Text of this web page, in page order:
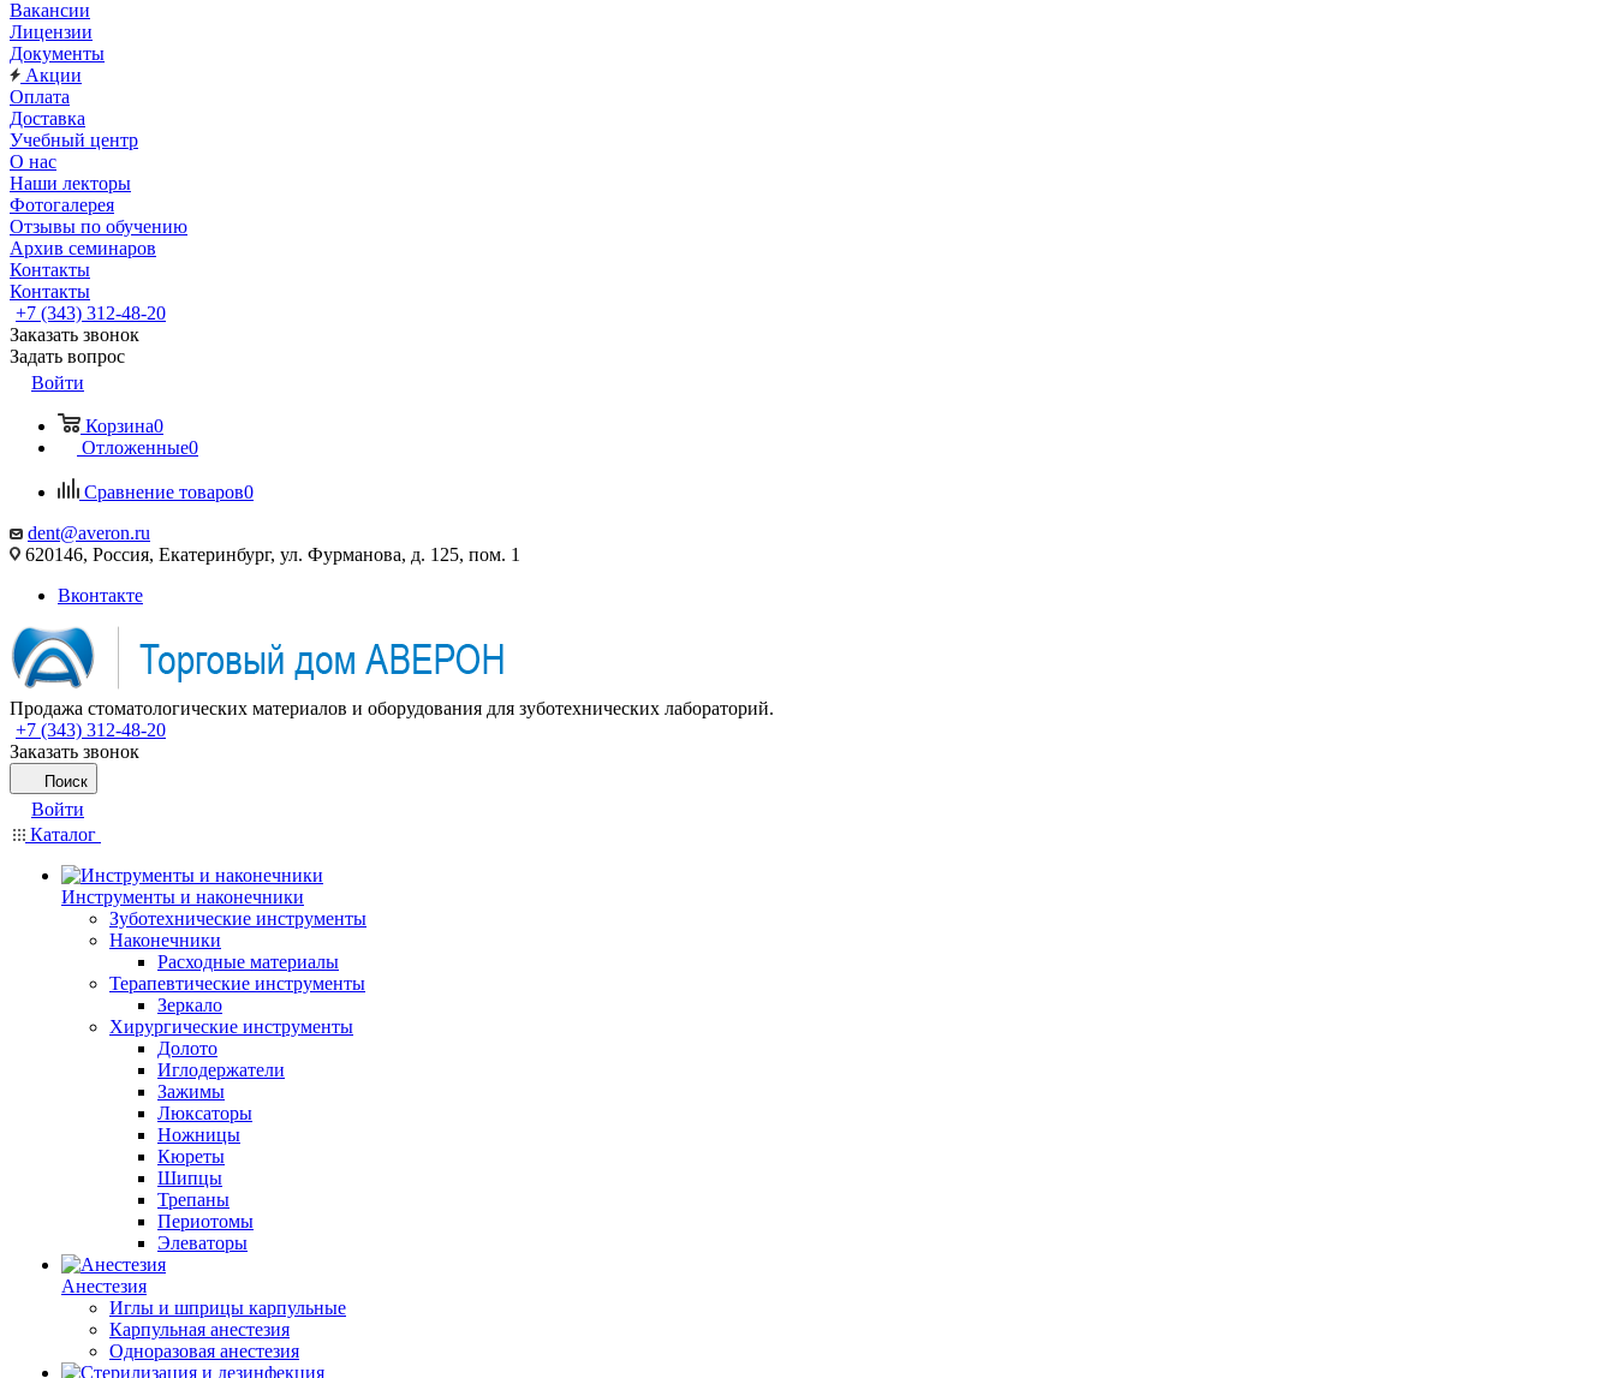
Вакансии
Лицензии
Документы
Акции
Оплата
Доставка
Учебный центр
О нас
Наши лекторы
Фотогалерея
Отзывы по обучению
Архив семинаров
Контакты
Контакты
+7 (343) 312-48-20
Заказать звонок
Задать вопрос
Войти
Корзина0
Отложенные0
Сравнение товаров0
dent@averon.ru
620146, Россия, Екатеринбург, ул. Фурманова, д. 125, пом. 1
Вконтакте
Продажа стоматологических материалов и оборудования для зуботехнических лабораторий.
+7 (343) 312-48-20
Заказать звонок
Поиск
Войти
Каталог
Инструменты и наконечники
Зуботехнические инструменты
Наконечники
Расходные материалы
Терапевтические инструменты
Зеркало
Хирургические инструменты
Долото
Иглодержатели
Зажимы
Люксаторы
Ножницы
Кюреты
Шипцы
Трепаны
Периотомы
Элеваторы
Анестезия
Иглы и шприцы карпульные
Карпульная анестезия
Одноразовая анестезия